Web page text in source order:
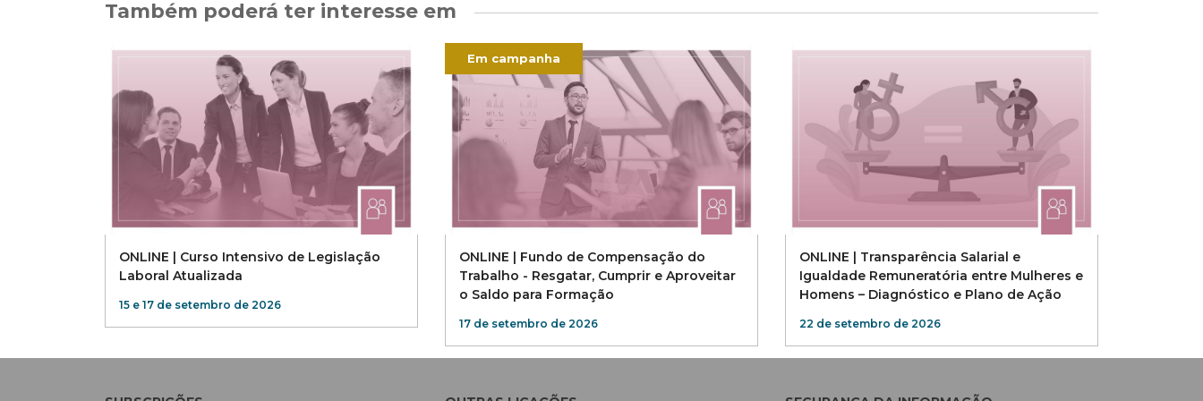
Também poderá ter interesse em
ONLINE | Curso Intensivo de Legislação
Laboral Atualizada
15 e 17 de setembro de 2026
Em campanha
ONLINE | Fundo de Compensação do
Trabalho - Resgatar, Cumprir e Aproveitar
o Saldo para Formação
17 de setembro de 2026
ONLINE | Transparência Salarial e
Igualdade Remuneratória entre Mulheres e
Homens – Diagnóstico e Plano de Ação
22 de setembro de 2026